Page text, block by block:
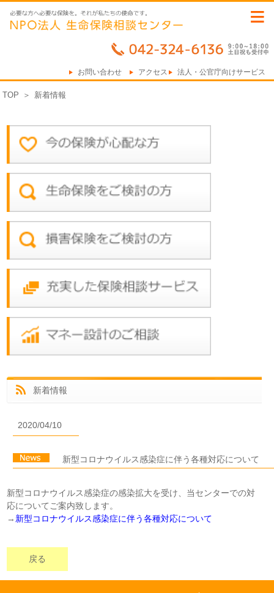
お問い合わせ アクセス 法人・公官庁向けサービス
≡
TOP ＞ 新着情報
新着情報
2020/04/10
新型コロナウイルス感染症に伴う各種対応について
新型コロナウイルス感染症の感染拡大を受け、当センターでの対
応についてご案内致します。
→ 新型コロナウイルス感染症に伴う各種対応について
戻る